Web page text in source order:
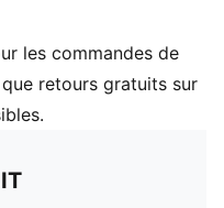
le graphisme et
à la console
tige en DENSA avec
de boutons
les commandes de
retours gratuits sur